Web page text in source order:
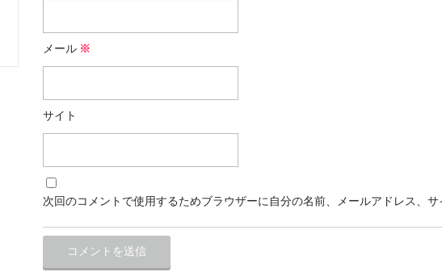
メール ※
サイト
次回のコメントで使用するためブラウザーに自分の名前、メールアドレス、